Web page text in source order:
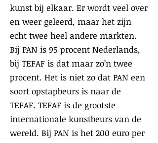
kunst bij elkaar. Er wordt veel over
en weer geleerd, maar het zijn
echt twee heel andere markten.
Bij PAN is 95 procent Nederlands,
bij TEFAF is dat maar zo’n twee
procent. Het is niet zo dat PAN een
soort opstapbeurs is naar de
TEFAF. TEFAF is de grootste
internationale kunstbeurs van de
wereld. Bij PAN is het 200 euro per